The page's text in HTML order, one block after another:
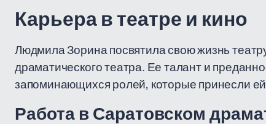
Карьера в театре и кино
Людмила Зорина посвятила свою жизнь
драматического театра. Ее талант и
запоминающихся ролей, которые принесли
Работа в Саратовском